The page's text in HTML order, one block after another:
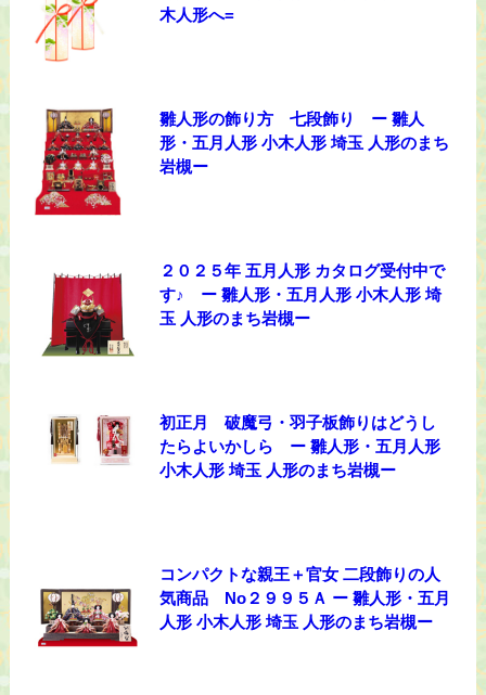
木人形へ=
雛人形の飾り方 七段飾り ー 雛人
形・五月人形 小木人形 埼玉 人形のまち
岩槻ー
２０２５年 五月人形 カタログ受付中で
す♪ ー 雛人形・五月人形 小木人形 埼
玉 人形のまち岩槻ー
初正月 破魔弓・羽子板飾りはどうし
たらよいかしら ー 雛人形・五月人形
小木人形 埼玉 人形のまち岩槻ー
コンパクトな親王＋官女 二段飾りの人
気商品 No２９９５Ａ ー 雛人形・五月
人形 小木人形 埼玉 人形のまち岩槻ー